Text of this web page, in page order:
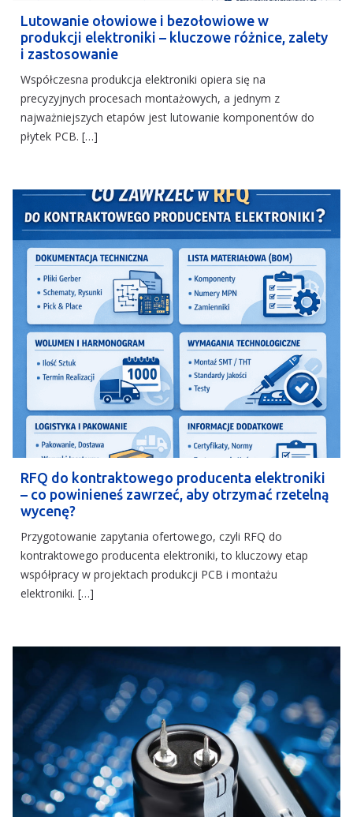
Lutowanie ołowiowe i bezołowiowe w
produkcji elektroniki – kluczowe różnice, zalety
i zastosowanie
Współczesna produkcja elektroniki opiera się na
precyzyjnych procesach montażowych, a jednym z
najważniejszych etapów jest lutowanie komponentów do
płytek PCB. […]
RFQ do kontraktowego producenta elektroniki
– co powinieneś zawrzeć, aby otrzymać rzetelną
wycenę?
Przygotowanie zapytania ofertowego, czyli RFQ do
kontraktowego producenta elektroniki, to kluczowy etap
współpracy w projektach produkcji PCB i montażu
elektroniki. […]